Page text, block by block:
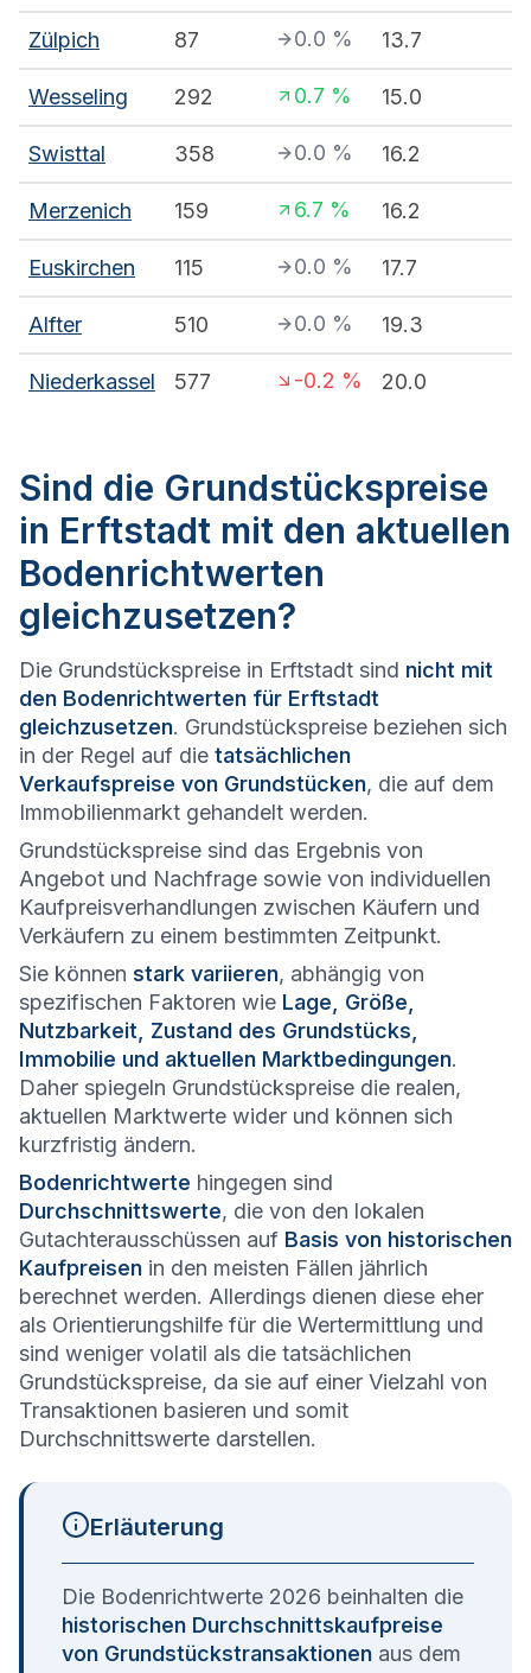
Zülpich 87 0.0 % 13.7
Wesseling 292 0.7 % 15.0
Swisttal 358 0.0 % 16.2
Merzenich 159 6.7 % 16.2
Euskirchen 115 0.0 % 17.7
Alfter 510 0.0 % 19.3
Niederkassel 577 -0.2 % 20.0
Sind die Grundstückspreise
in Erftstadt mit den aktuellen
Bodenrichtwerten
gleichzusetzen?
Die Grundstückspreise in Erftstadt sind nicht mit
den Bodenrichtwerten für Erftstadt
gleichzusetzen. Grundstückspreise beziehen sich
in der Regel auf die tatsächlichen
Verkaufspreise von Grundstücken, die auf dem
Immobilienmarkt gehandelt werden.
Grundstückspreise sind das Ergebnis von
Angebot und Nachfrage sowie von individuellen
Kaufpreisverhandlungen zwischen Käufern und
Verkäufern zu einem bestimmten Zeitpunkt.
Sie können stark variieren, abhängig von
spezifischen Faktoren wie Lage, Größe,
Nutzbarkeit, Zustand des Grundstücks,
Immobilie und aktuellen Marktbedingungen.
Daher spiegeln Grundstückspreise die realen,
aktuellen Marktwerte wider und können sich
kurzfristig ändern.
Bodenrichtwerte hingegen sind
Durchschnittswerte, die von den lokalen
Gutachterausschüssen auf Basis von historischen
Kaufpreisen in den meisten Fällen jährlich
berechnet werden. Allerdings dienen diese eher
als Orientierungshilfe für die Wertermittlung und
sind weniger volatil als die tatsächlichen
Grundstückspreise, da sie auf einer Vielzahl von
Transaktionen basieren und somit
Durchschnittswerte darstellen.
Erläuterung
Die Bodenrichtwerte 2026 beinhalten die
historischen Durchschnittskaufpreise
von Grundstückstransaktionen aus dem